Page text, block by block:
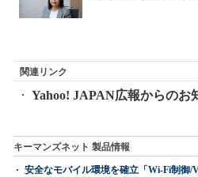
関連リンク
Yahoo! JAPAN広報からのお
キーマンズネット 製品情報
安全なモバイル環境を確立「Wi-Fi制御/